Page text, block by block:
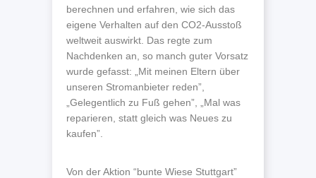
berechnen und erfahren, wie sich das
eigene Verhalten auf den CO2-Ausstoß
weltweit auswirkt. Das regte zum
Nachdenken an, so manch guter Vorsatz
wurde gefasst: „Mit meinen Eltern über
unseren Stromanbieter reden”,
„Gelegentlich zu Fuß gehen”, „Mal was
reparieren, statt gleich was Neues zu
kaufen”.
Von der Aktion “bunte Wiese Stuttgart”